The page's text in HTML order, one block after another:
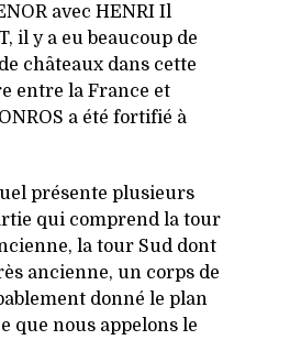
avec HENRI Il
il y a eu beaucoup de
châteaux dans cette
entre la France et
a été fortifié à
présente plusieurs
qui comprend la tour
la tour Sud dont
ancienne, un corps de
donné le plan
que nous appelons le